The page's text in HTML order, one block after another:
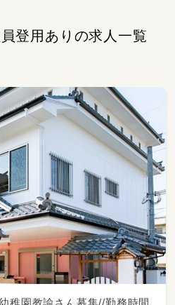
登用ありの求人一覧
幼稚園教諭さん募集//勤務時間